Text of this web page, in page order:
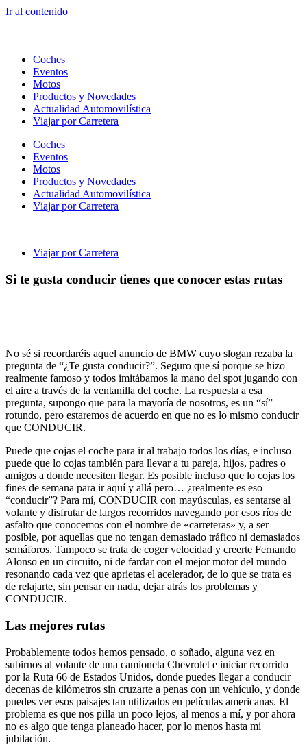
Ir al contenido
Coches
Eventos
Motos
Productos y Novedades
Actualidad Automovilística
Viajar por Carretera
Coches
Eventos
Motos
Productos y Novedades
Actualidad Automovilística
Viajar por Carretera
Viajar por Carretera
Si te gusta conducir tienes que conocer estas rutas
No sé si recordaréis aquel anuncio de BMW cuyo slogan rezaba la
pregunta de “¿Te gusta conducir?”. Seguro que sí porque se hizo
realmente famoso y todos imitábamos la mano del spot jugando con
el aire a través de la ventanilla del coche. La respuesta a esa
pregunta, supongo que para la mayoría de nosotros, es un “sí”
rotundo, pero estaremos de acuerdo en que no es lo mismo conducir
que CONDUCIR.
Puede que cojas el coche para ir al trabajo todos los días, e incluso
puede que lo cojas también para llevar a tu pareja, hijos, padres o
amigos a donde necesiten llegar. Es posible incluso que lo cojas los
fines de semana para ir aquí y allá pero… ¿realmente es eso
“conducir”? Para mí, CONDUCIR con mayúsculas, es sentarse al
volante y disfrutar de largos recorridos navegando por esos ríos de
asfalto que conocemos con el nombre de «carreteras» y, a ser
posible, por aquellas que no tengan demasiado tráfico ni demasiados
semáforos. Tampoco se trata de coger velocidad y creerte Fernando
Alonso en un circuito, ni de fardar con el mejor motor del mundo
resonando cada vez que aprietas el acelerador, de lo que se trata es
de relajarte, sin pensar en nada, dejar atrás los problemas y
CONDUCIR.
Las mejores rutas
Probablemente todos hemos pensado, o soñado, alguna vez en
subirnos al volante de una camioneta Chevrolet e iniciar recorrido
por la Ruta 66 de Estados Unidos, donde puedes llegar a conducir
decenas de kilómetros sin cruzarte a penas con un vehículo, y donde
puedes ver esos paisajes tan utilizados en películas americanas. El
problema es que nos pilla un poco lejos, al menos a mí, y por ahora
no es algo que tenga planeado hacer, por lo menos hasta mi
jubilación.